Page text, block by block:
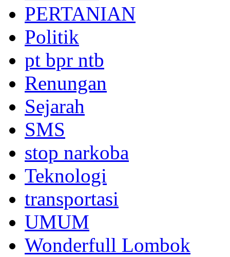
PERTANIAN
Politik
pt bpr ntb
Renungan
Sejarah
SMS
stop narkoba
Teknologi
transportasi
UMUM
Wonderfull Lombok